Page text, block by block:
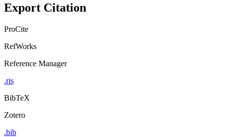
Export Citation
ProCite
RefWorks
Reference Manager
.ris
BibTeX
Zotero
.bib